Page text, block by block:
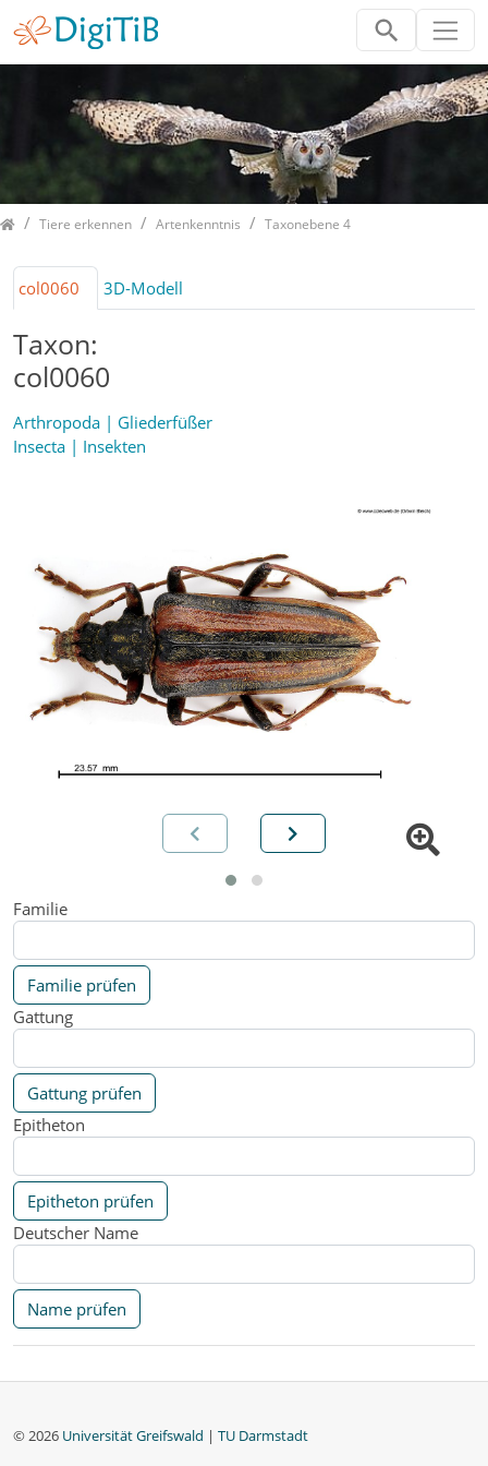
HomeTiere erkennen Artenkenntnis Taxonebene 4
col0060 3D-Modell
Taxon:
col0060
Arthropoda | Gliederfüßer
Insecta | Insekten
Familie
Familie prüfen
Gattung
Gattung prüfen
Epitheton
Epitheton prüfen
Deutscher Name
Name prüfen
© 2026 Universität Greifswald | TU Darmstadt